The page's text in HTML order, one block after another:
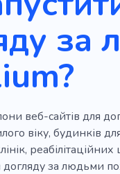
Горе
Консультація
за
веб-сайтів для
віку, будинків
за людьми